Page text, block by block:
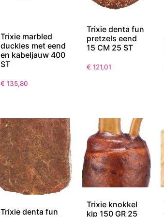
Trixie marbled
duckies met eend
en kabeljauw 400
ST
€ 135,80
Trixie denta fun
pretzels eend
15 CM 25 ST
€ 121,01
Trixie denta fun
Trixie knokkel
kip 150 GR 25